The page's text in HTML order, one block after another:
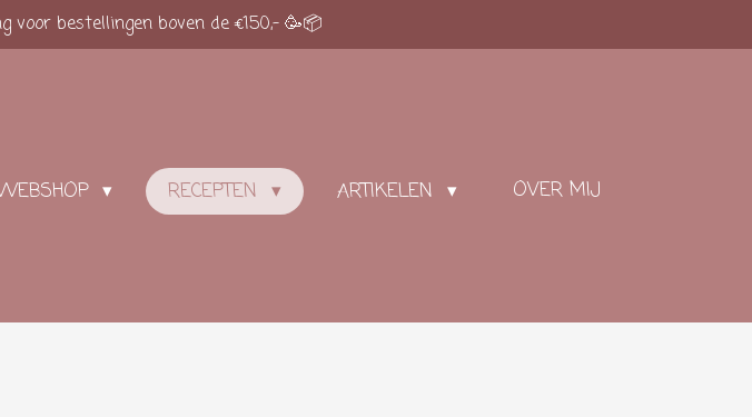
voor bestellingen boven de €150,- 🥳📦
RECEPTEN ARTIKELEN
OVER MIJ